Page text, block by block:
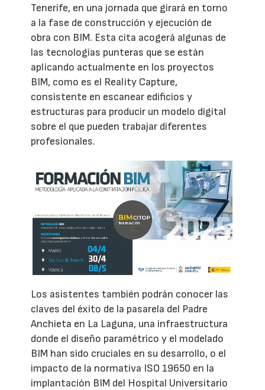
Tenerife, en una jornada que girará en torno
a la fase de construcción y ejecución de
obra con BIM. Esta cita acogerá algunas de
las tecnologías punteras que se están
aplicando actualmente en los proyectos
BIM, como es el Reality Capture,
consistente en escanear edificios y
estructuras para producir un modelo digital
sobre el que pueden trabajar diferentes
profesionales.
Los asistentes también podrán conocer las
claves del éxito de la pasarela del Padre
Anchieta en La Laguna, una infraestructura
donde el diseño paramétrico y el modelado
BIM han sido cruciales en su desarrollo, o el
impacto de la normativa ISO 19650 en la
implantación BIM del Hospital Universitario